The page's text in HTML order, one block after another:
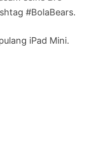
#BolaBears.
iPad Mini.